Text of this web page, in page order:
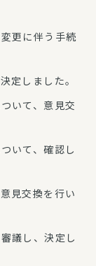
更に伴う手続
定しました。
いて、意見交
いて、確認し
見交換を行い
議し、決定し